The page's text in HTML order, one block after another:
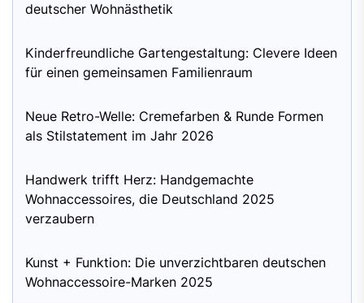
deutscher Wohnästhetik
Kinderfreundliche Gartengestaltung: Clevere Ideen
für einen gemeinsamen Familienraum
Neue Retro-Welle: Cremefarben & Runde Formen
als Stilstatement im Jahr 2026
Handwerk trifft Herz: Handgemachte
Wohnaccessoires, die Deutschland 2025
verzaubern
Kunst + Funktion: Die unverzichtbaren deutschen
Wohnaccessoire-Marken 2025